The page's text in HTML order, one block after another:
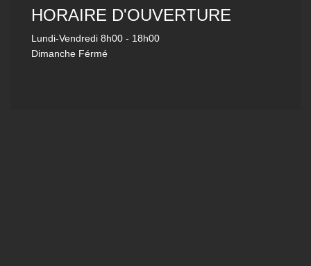
HORAIRE D'OUVERTURE
Lundi-Vendredi 8h00 - 18h00
Dimanche Férmé